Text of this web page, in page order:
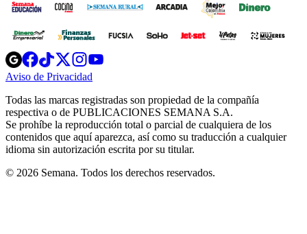
Opens
in
new
Opens
in
new
Opens
in
new
window
Opens
new
windowwindow
Aviso de Privacidad
new
window
Todas las marcas registradas son propiedad de la compañía
respectiva o de PUBLICACIONES SEMANA S.A.
Se prohíbe la reproducción total o parcial de cualquiera de los
contenidos que aquí aparezca, así como su traducción a cualquier
idioma sin autorización escrita por su titular.
© 2026 Semana. Todos los derechos reservados.